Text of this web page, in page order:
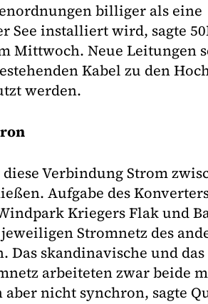
billiger als eine
See installiert wird, sagte
Mittwoch. Neue Leitungen
Kabel zu den
werden.
Verbindung Strom
Aufgabe des
Kriegers Flak und
Stromnetz des
Das skandinavische und das
arbeiteten zwar beide
nicht synchron, sagte